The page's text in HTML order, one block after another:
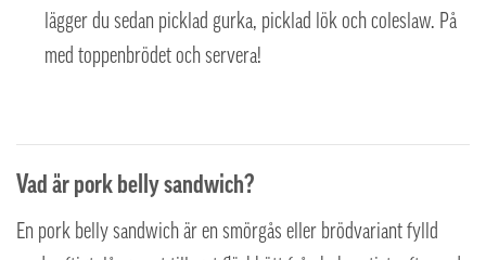
lägger du sedan picklad gurka, picklad lök och coleslaw. På
med toppenbrödet och servera!
Vad är pork belly sandwich?
En pork belly sandwich är en smörgås eller brödvariant fylld